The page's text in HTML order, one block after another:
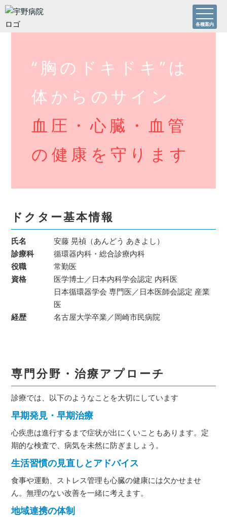
各種案内
“胸のドキドキ”は
体からのサイン
血圧・心臓・血管
の健康を守ります
ドクター基本情報
氏名
安藤 晃禎（あんどう あきよし）
診療科
循環器内科・総合診療内科
役職
常勤医
資格
医学博士／日本内科学会認定 内科医
日本循環器学会 専門医／日本医師会認定 産業
医
経歴
名古屋大学卒業／岡崎市民病院
専門分野・治療アプローチ
診療では、以下のようなことを大切にしています
早期発見・早期治療
心疾患は進行するまで症状が出にくいこともあります。定
期的な検査で、病気を未然に防ぎましょう。
生活習慣の見直しとアドバイス
食事や運動、ストレス管理も心臓の健康には欠かせませ
ん。無理のない改善を一緒に考えます。
地域連携の体制